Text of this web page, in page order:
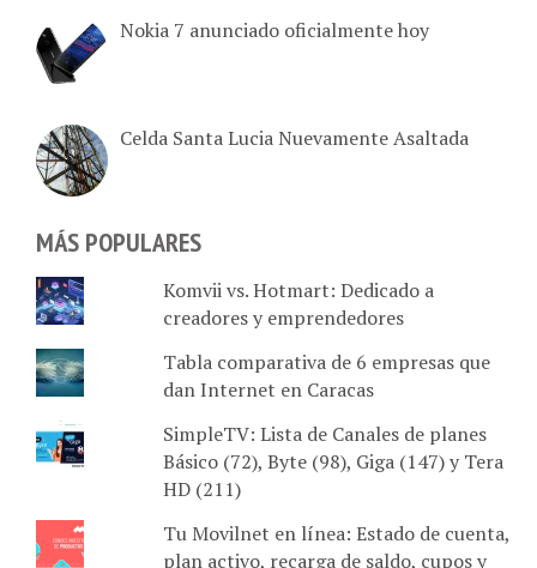
Nokia 7 anunciado oficialmente hoy
Celda Santa Lucia Nuevamente Asaltada
MÁS POPULARES
Komvii vs. Hotmart: Dedicado a
creadores y emprendedores
Tabla comparativa de 6 empresas que
dan Internet en Caracas
SimpleTV: Lista de Canales de planes
Básico (72), Byte (98), Giga (147) y Tera
HD (211)
Tu Movilnet en línea: Estado de cuenta,
plan activo, recarga de saldo, cupos y